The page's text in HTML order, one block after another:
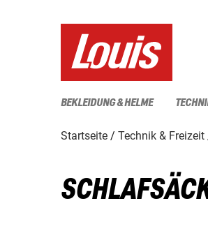
BEKLEIDUNG & HELME
Startseite Technik & Freizeit